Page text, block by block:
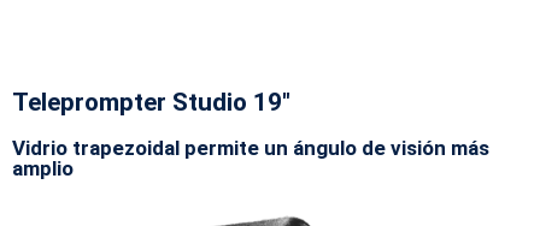
Teleprompter Studio 19"
Vidrio trapezoidal permite un ángulo de visión más
amplio